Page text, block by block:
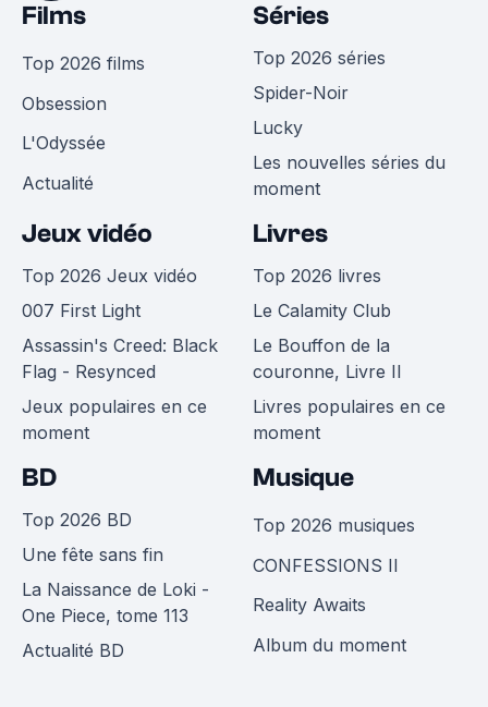
Films
Top 2026 films
Obsession
L'Odyssée
Actualité
Séries
Top 2026 séries
Spider-Noir
Lucky
Les nouvelles séries du
moment
Jeux vidéo
Top 2026 Jeux vidéo
007 First Light
Assassin's Creed: Black
Flag - Resynced
Jeux populaires en ce
moment
Livres
Top 2026 livres
Le Calamity Club
Le Bouffon de la
couronne, Livre II
Livres populaires en ce
moment
BD
Top 2026 BD
Une fête sans fin
La Naissance de Loki -
One Piece, tome 113
Actualité BD
Musique
Top 2026 musiques
CONFESSIONS II
Reality Awaits
Album du moment